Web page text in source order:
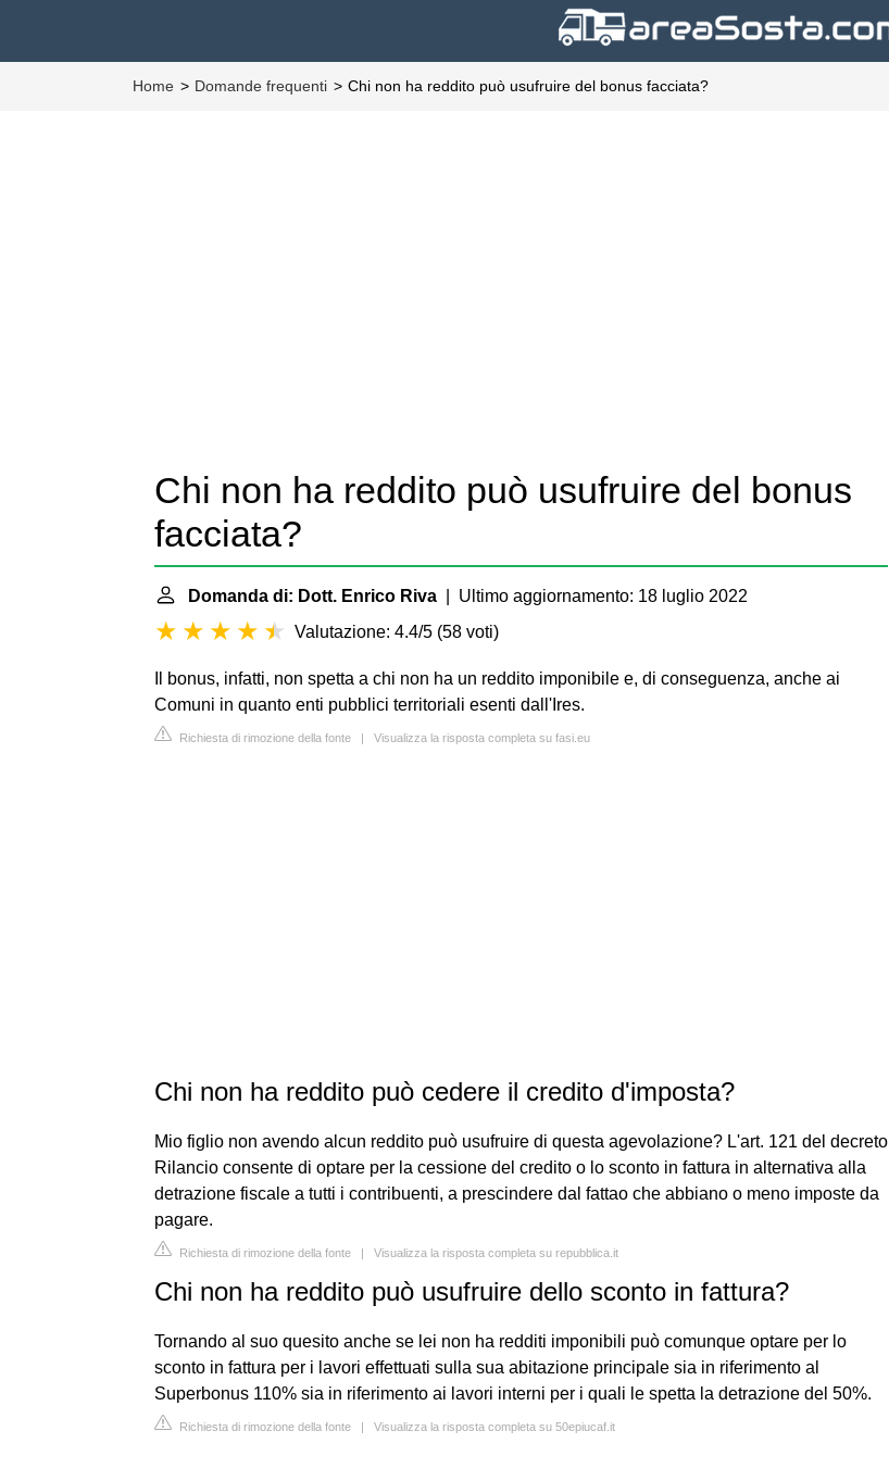
Home Domande frequenti Chi non ha reddito può usufruire del bonus facciata?
Chi non ha reddito può usufruire del bonus
facciata?
Domanda di: Dott. Enrico Riva | Ultimo aggiornamento: 18 luglio 2022
Valutazione: 4.4/5 (58 voti)
Il bonus, infatti, non spetta a chi non ha un reddito imponibile e, di conseguenza, anche ai
Comuni in quanto enti pubblici territoriali esenti dall'Ires.
Richiesta di rimozione della fonte | Visualizza la risposta completa su fasi.eu
Chi non ha reddito può cedere il credito d'imposta?
Mio figlio non avendo alcun reddito può usufruire di questa agevolazione? L'art. 121 del decreto
Rilancio consente di optare per la cessione del credito o lo sconto in fattura in alternativa alla
detrazione fiscale a tutti i contribuenti, a prescindere dal fattao che abbiano o meno imposte da
pagare.
Richiesta di rimozione della fonte | Visualizza la risposta completa su repubblica.it
Chi non ha reddito può usufruire dello sconto in fattura?
Tornando al suo quesito anche se lei non ha redditi imponibili può comunque optare per lo
sconto in fattura per i lavori effettuati sulla sua abitazione principale sia in riferimento al
Superbonus 110% sia in riferimento ai lavori interni per i quali le spetta la detrazione del 50%.
Richiesta di rimozione della fonte | Visualizza la risposta completa su 50epiucaf.it